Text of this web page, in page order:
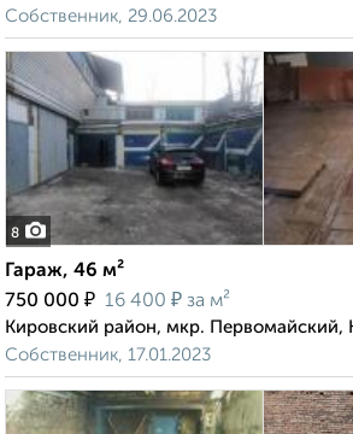
Собственник, 29.06.2023
8
Гараж, 46 м²
750 000 ₽ 16 400 ₽ за м²
Кировский район, мкр. Первомайский,
Собственник, 17.01.2023